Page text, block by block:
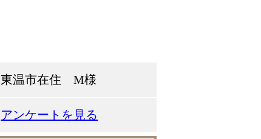
東温市在住 M様
アンケートを見る